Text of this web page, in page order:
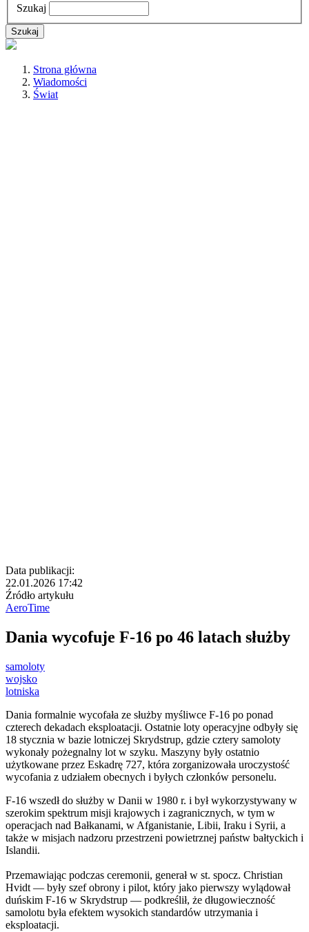
Szukaj
Strona główna
Wiadomości
Świat
Data publikacji:
22.01.2026 17:42
Źródło artykułu
AeroTime
Dania wycofuje F-16 po 46 latach służby
samoloty
wojsko
lotniska
Dania formalnie wycofała ze służby myśliwce F-16 po ponad
czterech dekadach eksploatacji. Ostatnie loty operacyjne odbyły się
18 stycznia w bazie lotniczej Skrydstrup, gdzie cztery samoloty
wykonały pożegnalny lot w szyku. Maszyny były ostatnio
użytkowane przez Eskadrę 727, która zorganizowała uroczystość
wycofania z udziałem obecnych i byłych członków personelu.
F-16 wszedł do służby w Danii w 1980 r. i był wykorzystywany w
szerokim spektrum misji krajowych i zagranicznych, w tym w
operacjach nad Bałkanami, w Afganistanie, Libii, Iraku i Syrii, a
także w misjach nadzoru przestrzeni powietrznej państw bałtyckich i
Islandii.
Przemawiając podczas ceremonii, generał w st. spocz. Christian
Hvidt — były szef obrony i pilot, który jako pierwszy wylądował
duńskim F-16 w Skrydstrup — podkreślił, że długowieczność
samolotu była efektem wysokich standardów utrzymania i
eksploatacji.